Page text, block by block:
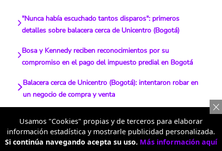
"Nunca había escuchado tantos disparos": primeros
detalles sobre balacera cerca de Unicentro (Bogotá)
Bosa y Kennedy reciben reconocimientos por su
compromiso en el pago del impuesto predial en Bogotá
Balacera cerca de Unicentro (Bogotá): intentaron robar en
un negocio de compra y venta
asaltar a conductor de plataforma digital en Bogotá
Usamos "Cookies" propias y de terceros para elaborar
información estadística y mostrarle publicidad personalizada.
Si continúa navegando acepta su uso. Más información aquí